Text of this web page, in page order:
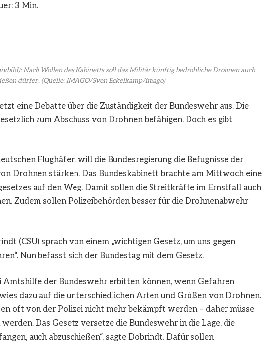
3 Min.
Nach Wollen des Kabinetts soll das Militär künftig bedrohliche Drohnen auch
dürfen. (Quelle: IMAGO/Sven Eckelkamp/imago)
eine Debatte über die Zuständigkeit der Bundeswehr aus. Die
zum Abschuss von Drohnen befähigen. Doch es gibt
Flughäfen will die Bundesregierung die Befugnisse der
Drohnen stärken. Das Bundeskabinett brachte am Mittwoch eine
auf den Weg. Damit sollen die Streitkräfte im Ernstfall auch
Zudem sollen Polizeibehörden besser für die Drohnenabwehr
(CSU) sprach von einem „wichtigen Gesetz, um uns gegen
Nun befasst sich der Bundestag mit dem Gesetz.
der Bundeswehr erbitten können, wenn Gefahren
dazu auf die unterschiedlichen Arten und Größen von Drohnen.
oft von der Polizei nicht mehr bekämpft werden – daher müsse
Das Gesetz versetze die Bundeswehr in die Lage, die
auch abzuschießen“, sagte Dobrindt. Dafür sollen